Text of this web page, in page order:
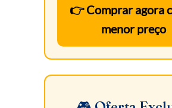
👉 Comprar agora
menor preço